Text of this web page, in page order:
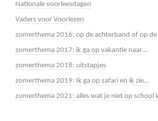
Nationale voorleesdagen
Vaders voor Voorlezen
zomerthema 2016: op de achterband of op
zomerthema 2017: ik ga op vakantie naar…
zomerthema 2018: uitstapjes
zomerthema 2019: Ik ga op safari en ik zie…
zomerthema 2021: alles wat je niet op school